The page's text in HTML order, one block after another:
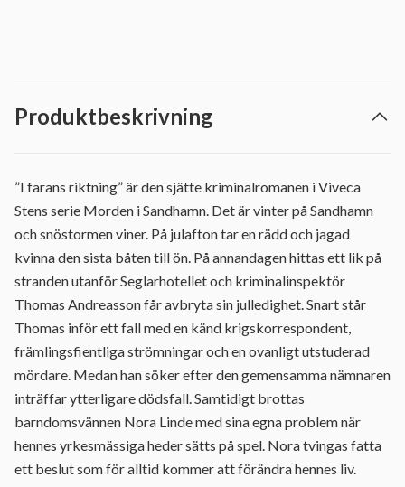
Produktbeskrivning
”I farans riktning” är den sjätte kriminalromanen i Viveca
Stens serie Morden i Sandhamn. Det är vinter på Sandhamn
och snöstormen viner. På julafton tar en rädd och jagad
kvinna den sista båten till ön. På annandagen hittas ett lik på
stranden utanför Seglarhotellet och kriminalinspektör
Thomas Andreasson får avbryta sin julledighet. Snart står
Thomas inför ett fall med en känd krigskorrespondent,
främlingsfientliga strömningar och en ovanligt utstuderad
mördare. Medan han söker efter den gemensamma nämnaren
inträffar ytterligare dödsfall. Samtidigt brottas
barndomsvännen Nora Linde med sina egna problem när
hennes yrkesmässiga heder sätts på spel. Nora tvingas fatta
ett beslut som för alltid kommer att förändra hennes liv.